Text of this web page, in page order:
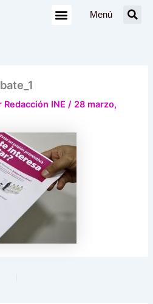
Menú
Redacción INE/ 28 marzo,